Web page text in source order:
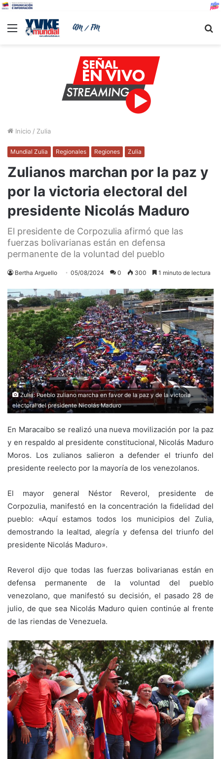
Menu
Inicio / Zulia
Mundial Zulia Regionales Regiones Zulia
Zulianos marchan por la paz y
por la victoria electoral del
presidente Nicolás Maduro
El presidente de Corpozulia afirmó que las
fuerzas bolivarianas están en defensa
permanente de la voluntad del pueblo
Bertha Arguello 05/08/2024 0 300 1 minuto de lectura
Zulia: Pueblo zuliano marcha en favor de la paz y de la victoria
electoral del presidente Nicolás Maduro
En Maracaibo se realizó una nueva movilización por la paz
y en respaldo al presidente constitucional, Nicolás Maduro
Moros. Los zulianos salieron a defender el triunfo del
presidente reelecto por la mayoría de los venezolanos.
El mayor general Néstor Reverol, presidente de
Corpozulia, manifestó en la concentración la fidelidad del
pueblo: «Aquí estamos todos los municipios del Zulia,
demostrando la lealtad, alegría y defensa del triunfo del
presidente Nicolás Maduro».
Reverol dijo que todas las fuerzas bolivarianas están en
defensa permanente de la voluntad del pueblo
venezolano, que manifestó su decisión, el pasado 28 de
julio, de que sea Nicolás Maduro quien continúe al frente
de las riendas de Venezuela.